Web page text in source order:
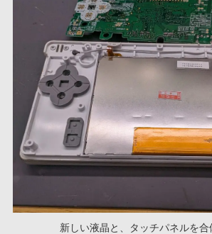
新しい液晶と、タッチパネルを合